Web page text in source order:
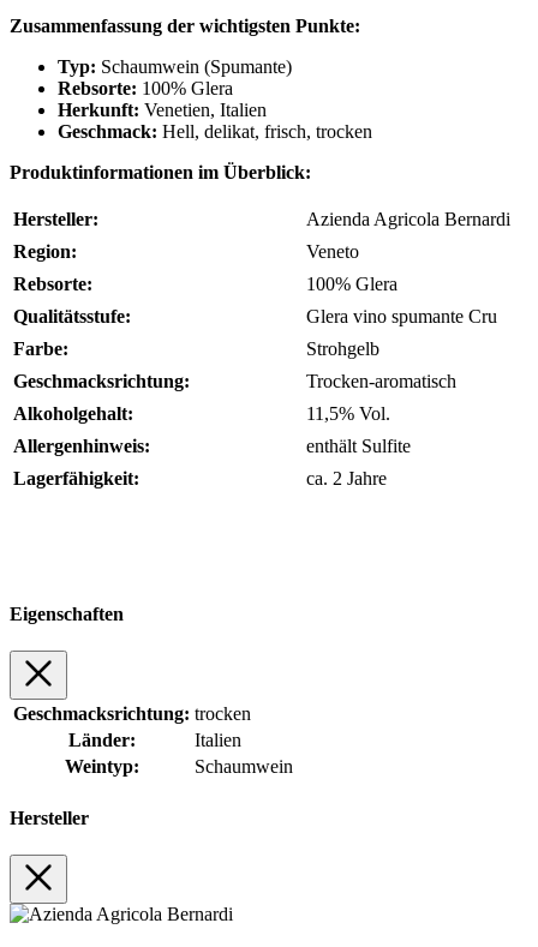
Zusammenfassung der wichtigsten Punkte:
Typ: Schaumwein (Spumante)
Rebsorte: 100% Glera
Herkunft: Venetien, Italien
Geschmack: Hell, delikat, frisch, trocken
Produktinformationen im Überblick:
Hersteller:
Azienda Agricola Bernardi
Region:
Veneto
Rebsorte:
100% Glera
Qualitätsstufe:
Glera vino spumante Cru
Farbe:
Strohgelb
Geschmacksrichtung:
Trocken-aromatisch
Alkoholgehalt:
11,5% Vol.
Allergenhinweis:
enthält Sulfite
Lagerfähigkeit:
ca. 2 Jahre
Eigenschaften
Geschmacksrichtung: trocken
Länder:
Italien
Weintyp:
Schaumwein
Hersteller